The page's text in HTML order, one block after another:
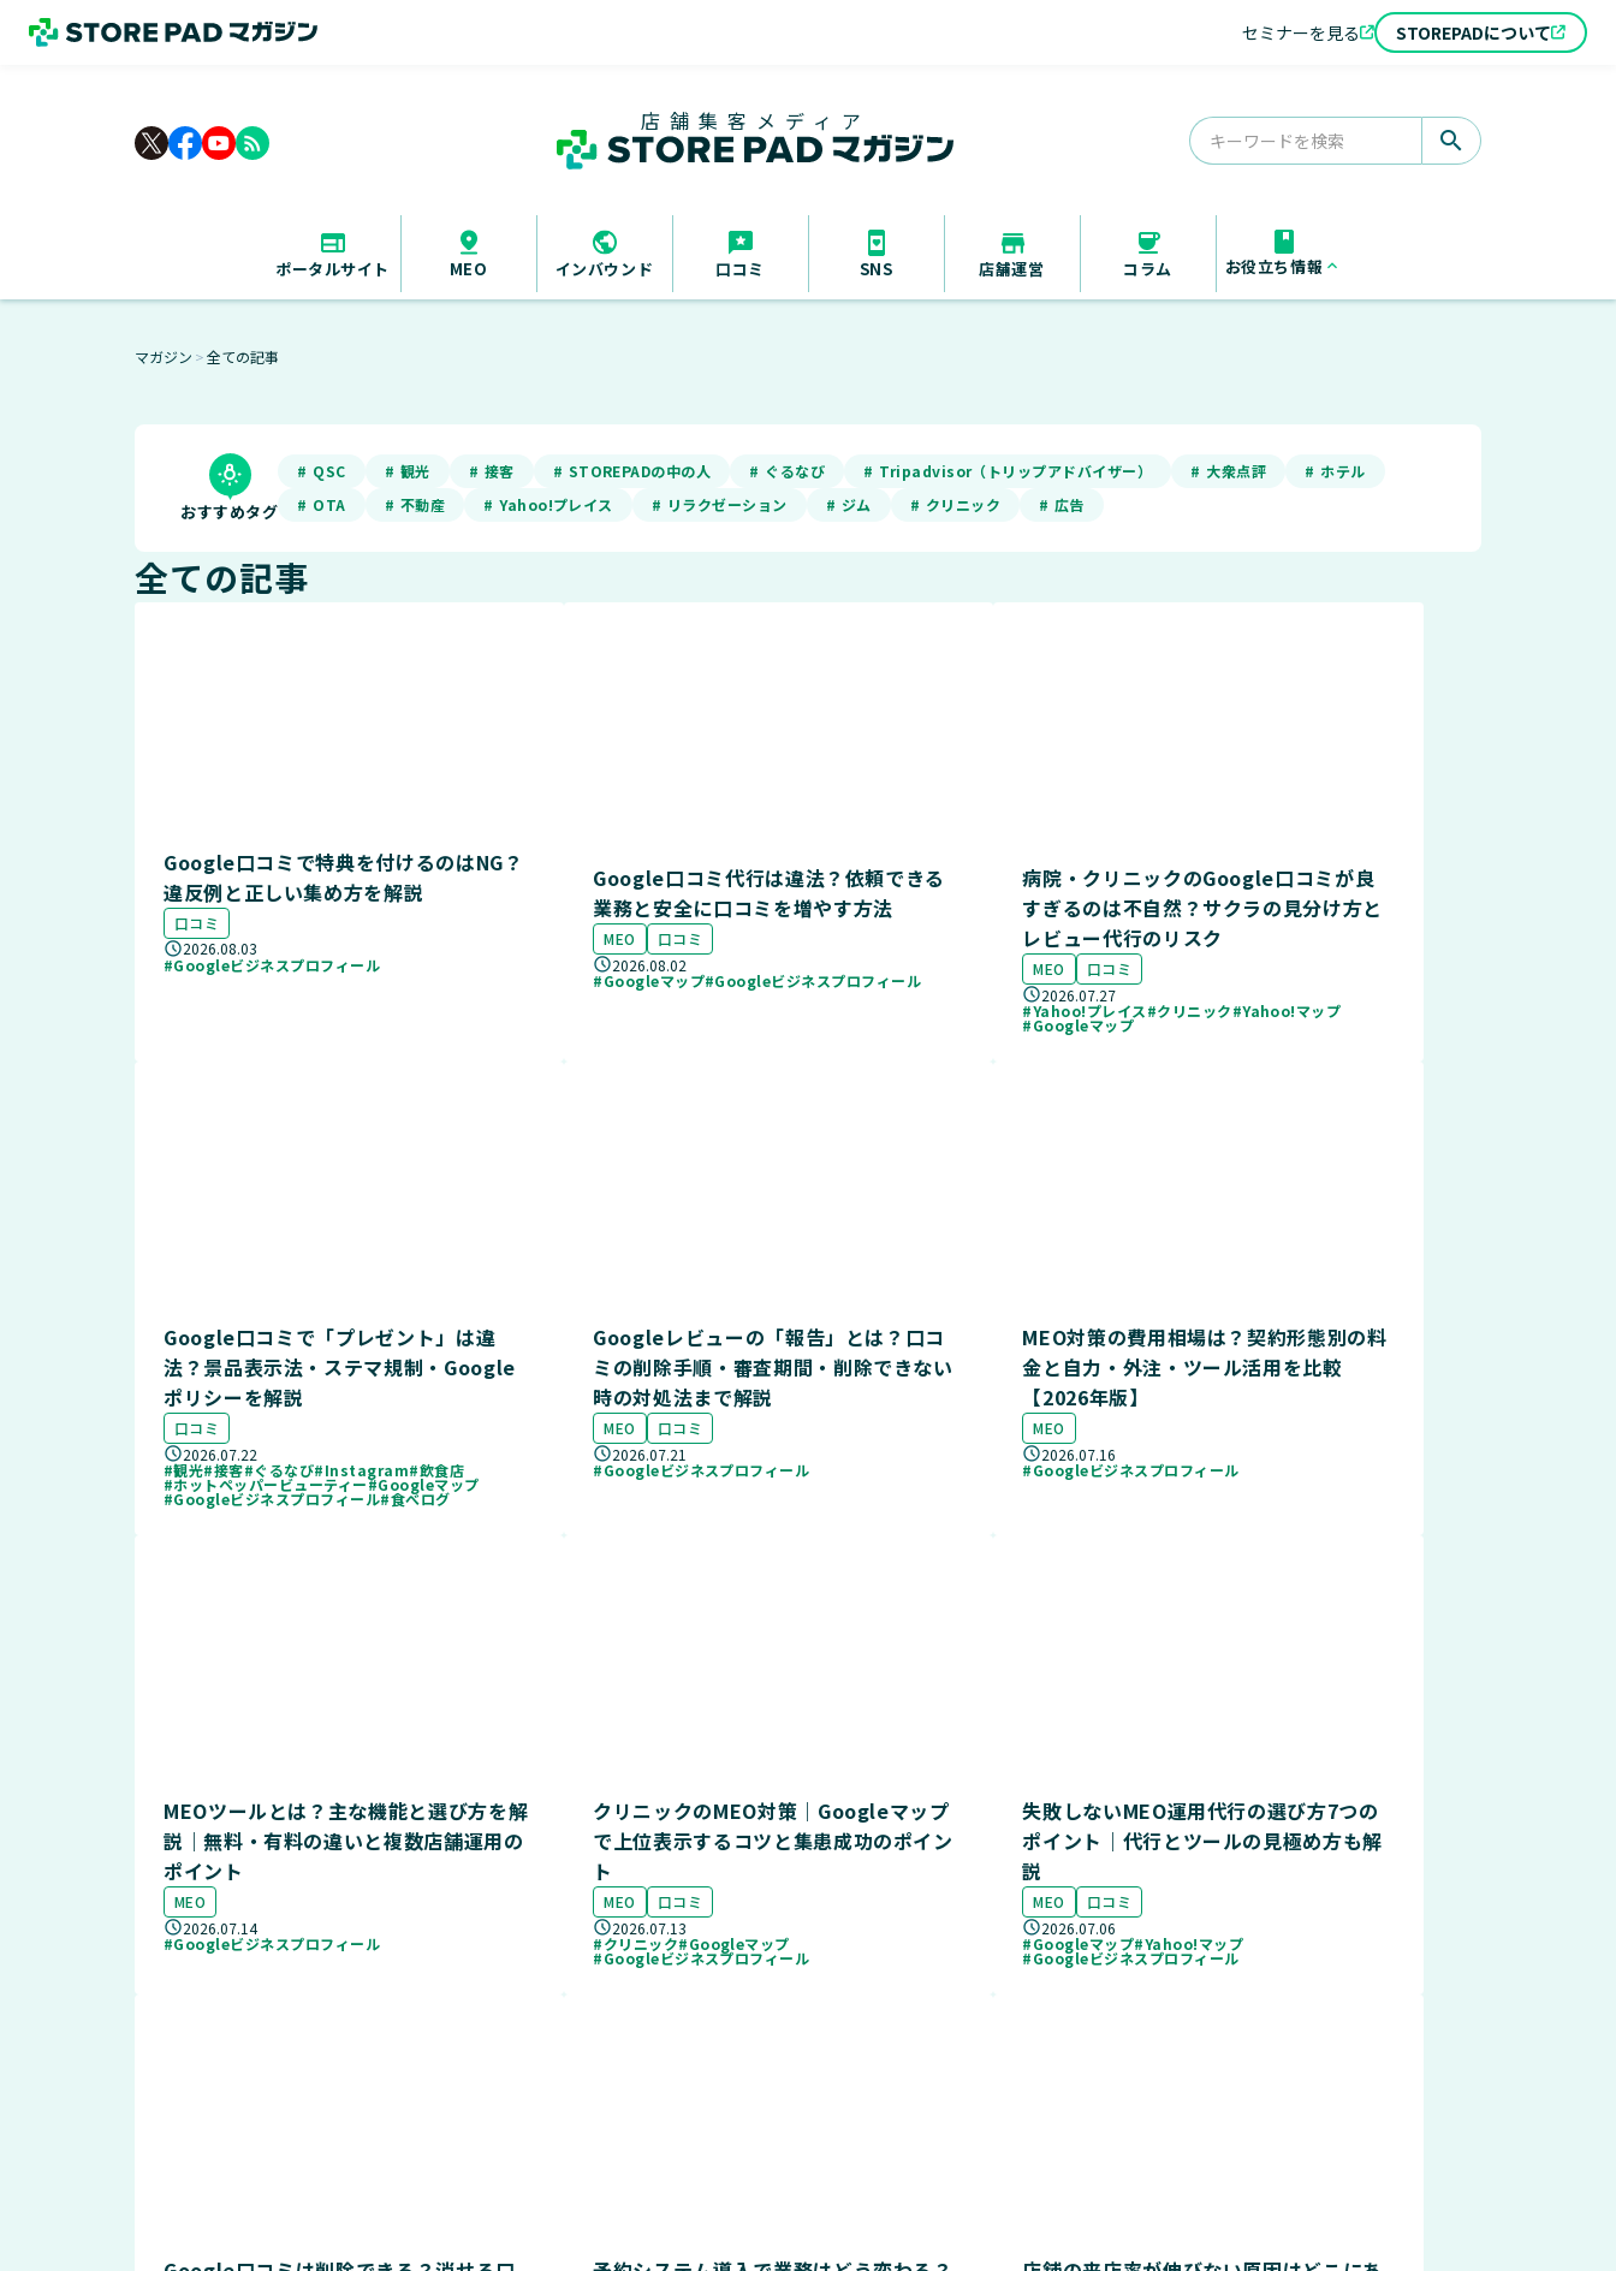
rss_feed
店舗集客メディア
search
ポータルサイト MEO インバウンド 口コミ SNS 店舗運営 コラム お役立ち情報 keyboard_arrow_up
セミナーを見る STOREPADについて
マガジン ＞ 全ての記事
おすすめタグ
# QSC # 観光 # 接客 # STOREPADの中の人 # ぐるなび # Tripadvisor（トリップアドバイザー） # 大衆点評
# ホテル
# OTA
# 不動産 # Yahoo!プレイス # リラクゼーション # ジム # クリニック # 広告
全ての記事
Google口コミで特典を付けるのはNG？
違反例と正しい集め方を解説
口コミ
2026.08.03
#Googleビジネスプロフィール
Google口コミ代行は違法？依頼できる
業務と安全に口コミを増やす方法
MEO
口コミ
2026.08.02
#Googleマップ#Googleビジネスプロフィール
病院・クリニックのGoogle口コミが良
すぎるのは不自然？サクラの見分け方と
レビュー代行のリスク
MEO
口コミ
2026.07.27
#Yahoo!プレイス#クリニック#Yahoo!マップ
#Googleマップ
Google口コミで「プレゼント」は違
法？景品表示法・ステマ規制・Google
ポリシーを解説
口コミ
2026.07.22
#観光#接客#ぐるなび#Instagram#飲食店
#ホットペッパービューティー#Googleマップ
#Googleビジネスプロフィール#食べログ
Googleレビューの「報告」とは？口コ
ミの削除手順・審査期間・削除できない
時の対処法まで解説
MEO
口コミ
2026.07.21
#Googleビジネスプロフィール
MEO対策の費用相場は？契約形態別の料
金と自力・外注・ツール活用を比較
【2026年版】
MEO
2026.07.16
#Googleビジネスプロフィール
MEOツールとは？主な機能と選び方を解
説｜無料・有料の違いと複数店舗運用の
ポイント
MEO
2026.07.14
#Googleビジネスプロフィール
クリニックのMEO対策｜Googleマップ
で上位表示するコツと集患成功のポイン
ト
MEO
口コミ
2026.07.13
#クリニック#Googleマップ
#Googleビジネスプロフィール
失敗しないMEO運用代行の選び方7つの
ポイント｜代行とツールの見極め方も解
説
MEO
口コミ
2026.07.06
#Googleマップ#Yahoo!マップ
#Googleビジネスプロフィール